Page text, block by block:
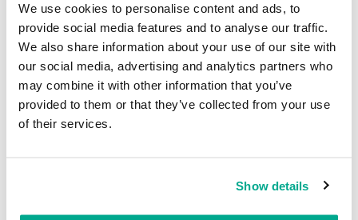
We use cookies to personalise content and ads, to
provide social media features and to analyse our traffic.
We also share information about your use of our site with
our social media, advertising and analytics partners who
may combine it with other information that you’ve
provided to them or that they’ve collected from your use
of their services.
Show details
reCAPTCHA(PDF). Según los autores, su técnica resolvió
automáticamente el 70,78% de las pruebas de reconocimiento de
imágenes de reCaptcha, en sólo 19 segundos por prueba.
East-Ee Security no proporcionó datos comparativos para su
método ReBreakCaptcha.
Fuente: Threatpost
reCaptcha de Google, hackeado otra vez
Su dirección de correo electrónico no será publicada. Los